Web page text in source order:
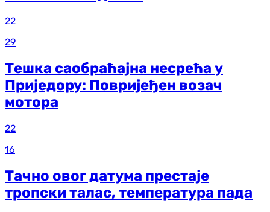
22
29
Тешка саобраћајна несрећа у
Приједору: Повријеђен возач
мотора
22
16
Тачно овог датума престаје
тропски талас, температура пада